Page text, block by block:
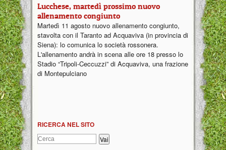
Lucchese, martedì prossimo nuovo
allenamento congiunto
Martedì 11 agosto nuovo allenamento congiunto,
stavolta con il Taranto ad Acquaviva (in provincia di
Siena): lo comunica lo società rossonera.
L'allenamento andrà in scena alle ore 18 presso lo
Stadio “Tripoli-Ceccuzzi” di Acquaviva, una frazione
di Montepulciano
RICERCA NEL SITO